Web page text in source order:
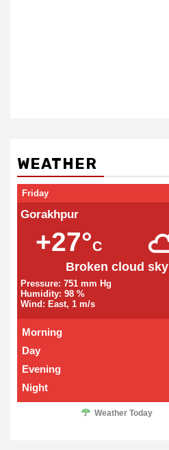
WEATHER
Friday
Gorakhpur
+27°C
Broken cloud sky
Pressure: 751 mm Hg
Humidity: 98 %
Wind: East, 1 m/s
Morning
Day
Evening
Night
Weather Today